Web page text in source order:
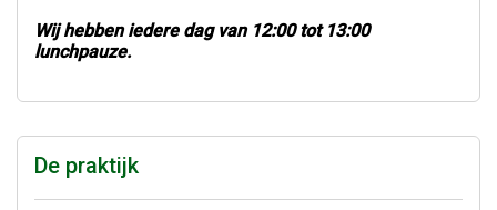
Wij hebben iedere dag van 12:00 tot 13:00
lunchpauze.
De praktijk